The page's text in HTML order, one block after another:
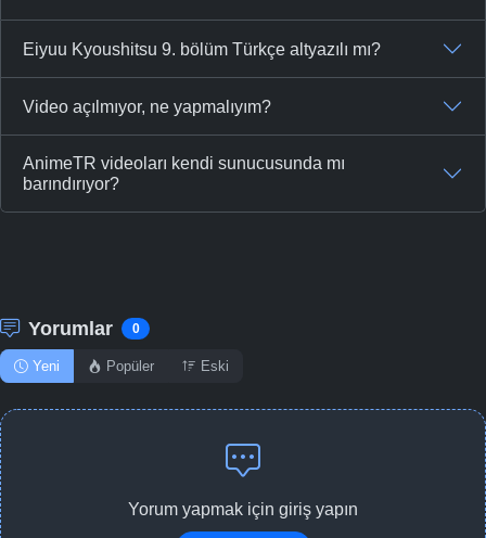
Eiyuu Kyoushitsu 9. bölüm Türkçe altyazılı mı?
Video açılmıyor, ne yapmalıyım?
AnimeTR videoları kendi sunucusunda mı
barındırıyor?
Yorumlar 0
Yeni Popüler Eski
Yorum yapmak için giriş yapın